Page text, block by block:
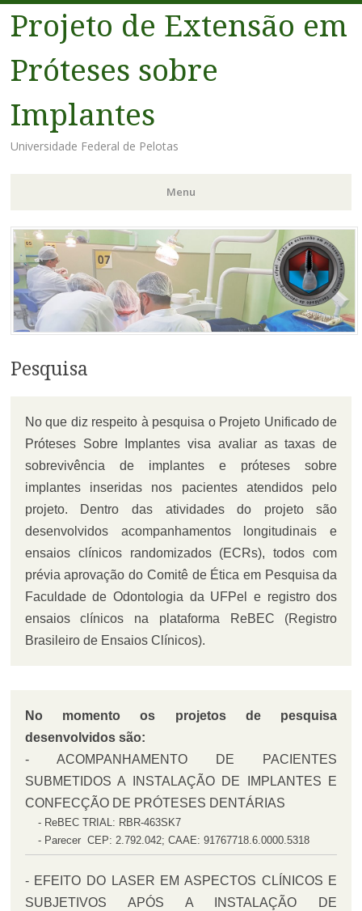
Projeto de Extensão em
Próteses sobre
Implantes
Universidade Federal de Pelotas
Menu
Pular
para
o
conteúdo
Pesquisa
No que diz respeito à pesquisa o Projeto Unificado de
Próteses Sobre Implantes visa avaliar as taxas de
sobrevivência de implantes e próteses sobre
implantes inseridas nos pacientes atendidos pelo
projeto. Dentro das atividades do projeto são
desenvolvidos acompanhamentos longitudinais e
ensaios clínicos randomizados (ECRs), todos com
prévia aprovação do Comitê de Ética em Pesquisa da
Faculdade de Odontologia da UFPel e registro dos
ensaios clínicos na plataforma ReBEC (Registro
Brasileiro de Ensaios Clínicos).
No momento os projetos de pesquisa
desenvolvidos são:
- ACOMPANHAMENTO DE PACIENTES
SUBMETIDOS A INSTALAÇÃO DE IMPLANTES E
CONFECÇÃO DE PRÓTESES DENTÁRIAS
- ReBEC TRIAL: RBR-463SK7
- Parecer CEP: 2.792.042; CAAE: 91767718.6.0000.5318
- EFEITO DO LASER EM ASPECTOS CLÍNICOS E
SUBJETIVOS APÓS A INSTALAÇÃO DE